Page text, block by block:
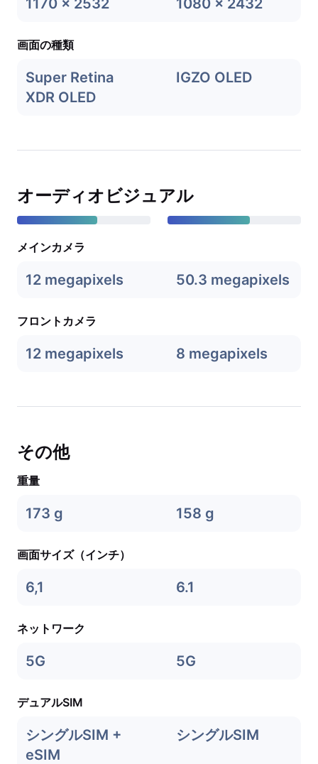
1170 x 2532 1080 x 2432
画面の種類
Super Retina
XDR OLED
IGZO OLED
オーディオビジュアル
メインカメラ
12 megapixels 50.3 megapixels
フロントカメラ
12 megapixels 8 megapixels
その他
重量
173 g 158 g
画面サイズ（インチ）
6,1 6.1
ネットワーク
5G 5G
デュアルSIM
シングルSIM +
eSIM
シングルSIM